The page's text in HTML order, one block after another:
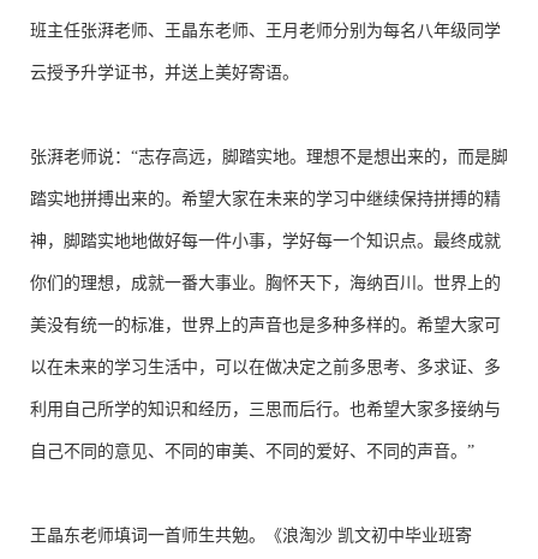
班主任张湃老师、王晶东老师、王月老师分别为每名八年级同学
云授予升学证书，并送上美好寄语。
张湃老师说：“志存高远，脚踏实地。理想不是想出来的，而是脚
踏实地拼搏出来的。希望大家在未来的学习中继续保持拼搏的精
神，脚踏实地地做好每一件小事，学好每一个知识点。最终成就
你们的理想，成就一番大事业。胸怀天下，海纳百川。世界上的
美没有统一的标准，世界上的声音也是多种多样的。希望大家可
以在未来的学习生活中，可以在做决定之前多思考、多求证、多
利用自己所学的知识和经历，三思而后行。也希望大家多接纳与
自己不同的意见、不同的审美、不同的爱好、不同的声音。”
王晶东老师填词一首师生共勉。《浪淘沙 凯文初中毕业班寄